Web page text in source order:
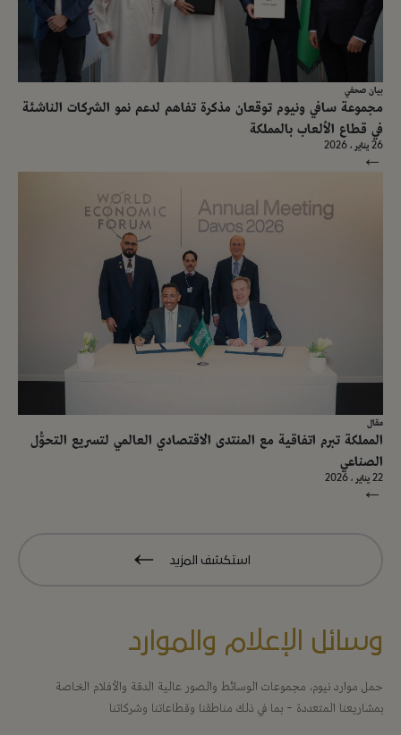
بيان صحفي
مجموعة سافي ونيوم توقعان مذكرة تفاهم لدعم نمو الشركات الناشئة
في قطاع الألعاب بالمملكة
26 يناير ، 2026
→
مقال
المملكة تبرم اتفاقية مع المنتدى الاقتصادي العالمي لتسريع التحوُّل
الصناعي
22 يناير ، 2026
→
استكشف المزيد
وسائل الإعلام والموارد
حمل موارد نيوم، مجموعات الوسائط والصور عالية الدقة والأفلام الخاصة
بمشاريعنا المتعددة - بما في ذلك مناطقنا وقطاعاتنا وشركاتنا